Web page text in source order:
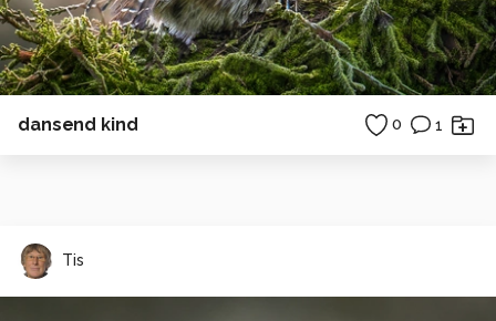
dansend kind 0 1
Tis